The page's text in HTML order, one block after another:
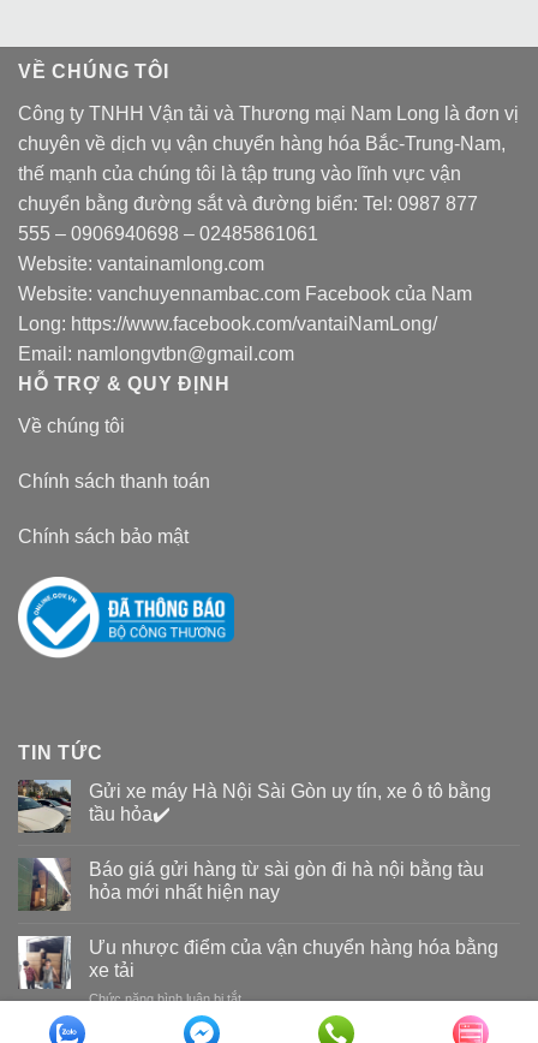
VỀ CHÚNG TÔI
Công ty TNHH Vận tải và Thương mại Nam Long là đơn vị
chuyên về dịch vụ vận chuyển hàng hóa Bắc-Trung-Nam,
thế mạnh của chúng tôi là tập trung vào lĩnh vực vận
chuyển bằng đường sắt và đường biển: Tel: 0987 877
555 – 0906940698 – 02485861061
Website: vantainamlong.com
Website: vanchuyennambac.com Facebook của Nam
Long: https://www.facebook.com/vantaiNamLong/
Email: namlongvtbn@gmail.com
HỖ TRỢ & QUY ĐỊNH
Về chúng tôi
Chính sách thanh toán
Chính sách bảo mật
TIN TỨC
Gửi xe máy Hà Nội Sài Gòn uy tín, xe ô tô bằng
tầu hỏa✔️
Báo giá gửi hàng từ sài gòn đi hà nội bằng tàu
hỏa mới nhất hiện nay
Ưu nhược điểm của vận chuyển hàng hóa bằng
xe tải
Chức năng bình luận bị tắtở